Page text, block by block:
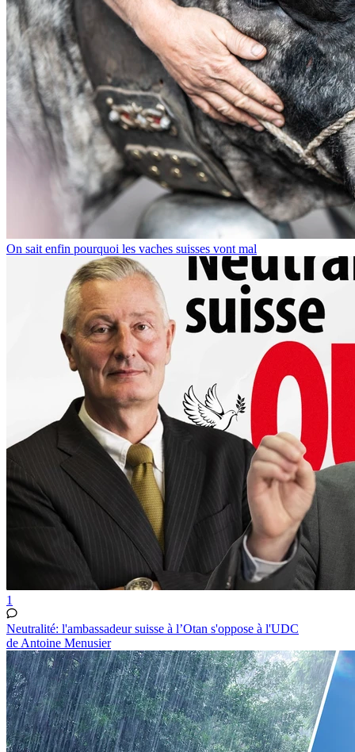
On sait enfin pourquoi les vaches suisses vont mal
1
Neutralité: l'ambassadeur suisse à l’Otan s'oppose à l'UDC
de Antoine Menusier